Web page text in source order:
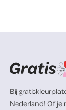
Bij
Nederland! Of je